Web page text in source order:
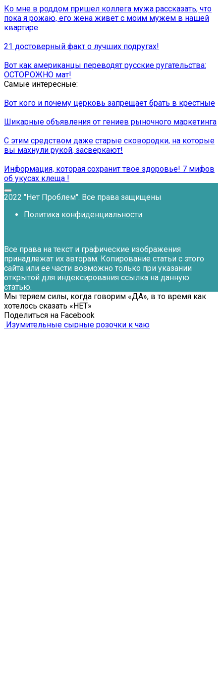
Ко мне в роддом пришел коллега мужа рассказать, что
пока я рожаю, его жена живет с моим мужем в нашей
квартире
21 достоверный факт о лучших подругах!
Вот как американцы переводят русские ругательства:
ОСТОРОЖНО мат!
Самые интересные:
Вот кого и почему церковь запрещает брать в крестные
Шикарные объявления от гениев рыночного маркетинга
С этим средством даже старые сковородки, на которые
вы махнули рукой, засверкают!
Информация, которая сохранит твое здоровье! 7 мифов
об укусах клеща !
2022 "Нет Проблем". Все права защищены
Политика конфиденциальности
Все права на текст и графические изображения
принадлежат их авторам. Копирование статьи с этого
сайта или ее части возможно только при указании
открытой для индексирования ссылка на данную
статью.
Мы теряем силы, когда говорим «ДА», в то время как
хотелось сказать «НЕТ»
Поделиться на Facebook
Изумительные сырные розочки к чаю